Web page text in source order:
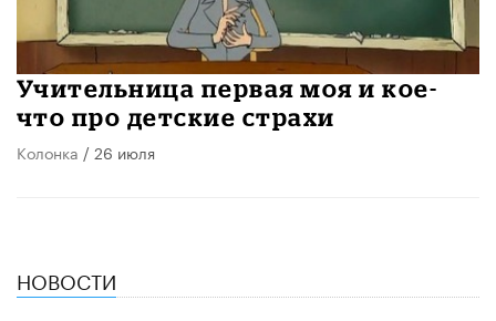
Учительница первая моя и кое-
что про детские страхи
Колонка / 26 июля
НОВОСТИ